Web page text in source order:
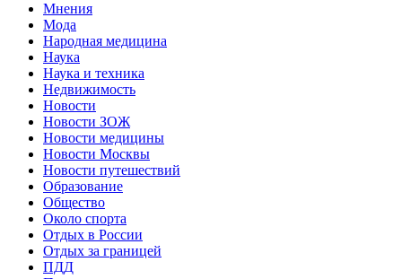
Мнения
Мода
Народная медицина
Наука
Наука и техника
Недвижимость
Новости
Новости ЗОЖ
Новости медицины
Новости Москвы
Новости путешествий
Образование
Общество
Около спорта
Отдых в России
Отдых за границей
ПДД